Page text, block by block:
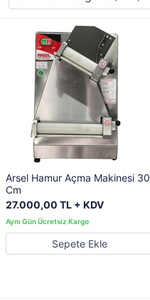
Arsel Hamur Açma Makinesi 30
Cm
27.000,00 TL + KDV
Sepete Ekle